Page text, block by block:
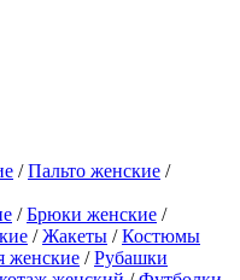
/Пальто женские /
/Брюки женские /
/Жакеты /Костюмы
женские /Рубашки